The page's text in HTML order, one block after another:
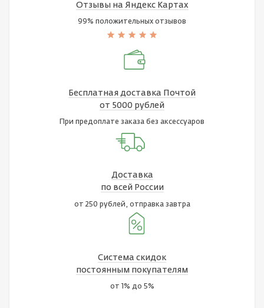
Отзывы на Яндекс Картах
99% положительных отзывов
Бесплатная доставка Почтой
от 5000 рублей
При предоплате заказа без аксессуаров
Доставка
по всей России
от 250 рублей, отправка завтра
Система скидок
постоянным покупателям
от 1% до 5%